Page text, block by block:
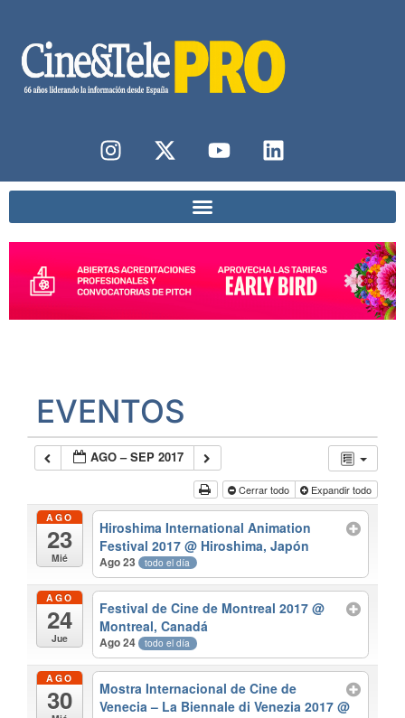
EVENTOS
AGO – SEP 2017
Cerrar todo Expandir todo
AGO
23
Mié
Hiroshima International Animation
Festival 2017@ Hiroshima, Japón
Ago 23 todo el día
AGO
24
Jue
Festival de Cine de Montreal 2017@
Montreal, Canadá
Ago 24 todo el día
AGO
30
Mostra Internacional de Cine de
Venecia – La Biennale di Venezia 2017@